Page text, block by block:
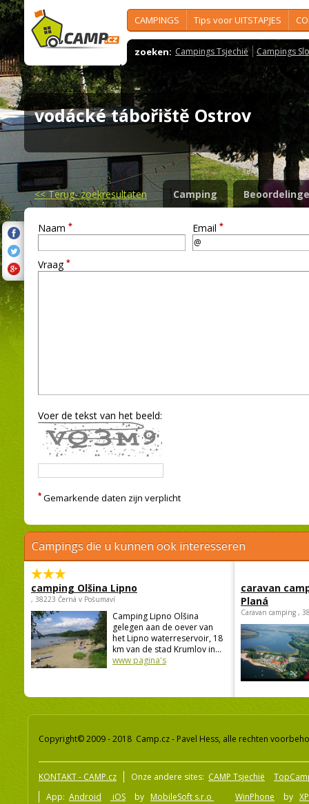
CAMPINGS Tips voor UITSTAPJES
zoeken: Campings Tsjechië Campings
vodácké tábořiště Ostrov
<<Terug- zoekresultaten Camping
Naam * Email *
Vraag *
Voer de tekst van het beeld:
* Gemarkende daten zijn verplicht
Campings die u kunnen ook interesseren
camping Olšina Lipno
, 38223 Černá v Pošumaví
Camping Lipno Olšina
gelegen aan de oever van
het Lipno waterreservoir, 18
km van de stad Krumlov in...
www pagina's
caravan
Planá
Caravan camping ,
Copyright© 2009 - 2018 Camp.cz - Pavel Hess, alle rechten
KONTAKT - CAMP.cz Onze andere sites: CAMP Tsjechië
App: Android iOS by MobileSoft s.r.o WinPhone by